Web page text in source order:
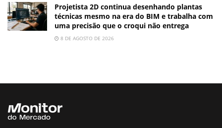
Projetista 2D continua desenhando plantas
técnicas mesmo na era do BIM e trabalha com
uma precisão que o croqui não entrega
8 DE AGOSTO DE 2026